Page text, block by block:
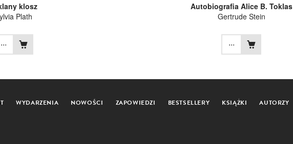
klosz
Plath
...
Autobiografia Alice B. Toklas
Gertrude Stein
...
WYDARZENIA NOWOŚCI ZAPOWIEDZI BESTSELLERY KSIĄŻKI AUTORZY